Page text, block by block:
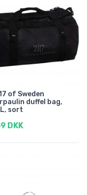
of Sweden
duffel bag,
sort
DKK